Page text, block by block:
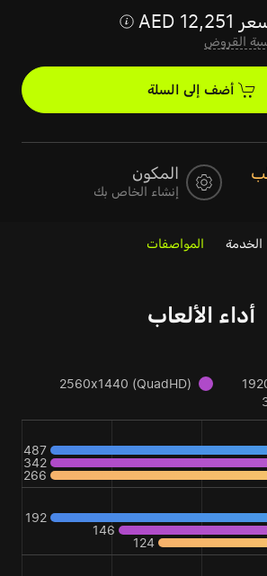
AED 12,251
القروض
أضف إلى السلة
المكون
إنشاء الخاص بك
الخدمة المواصفات
أداء الألعاب
2560x1440 (QuadHD)
487
342
266
192
146
124